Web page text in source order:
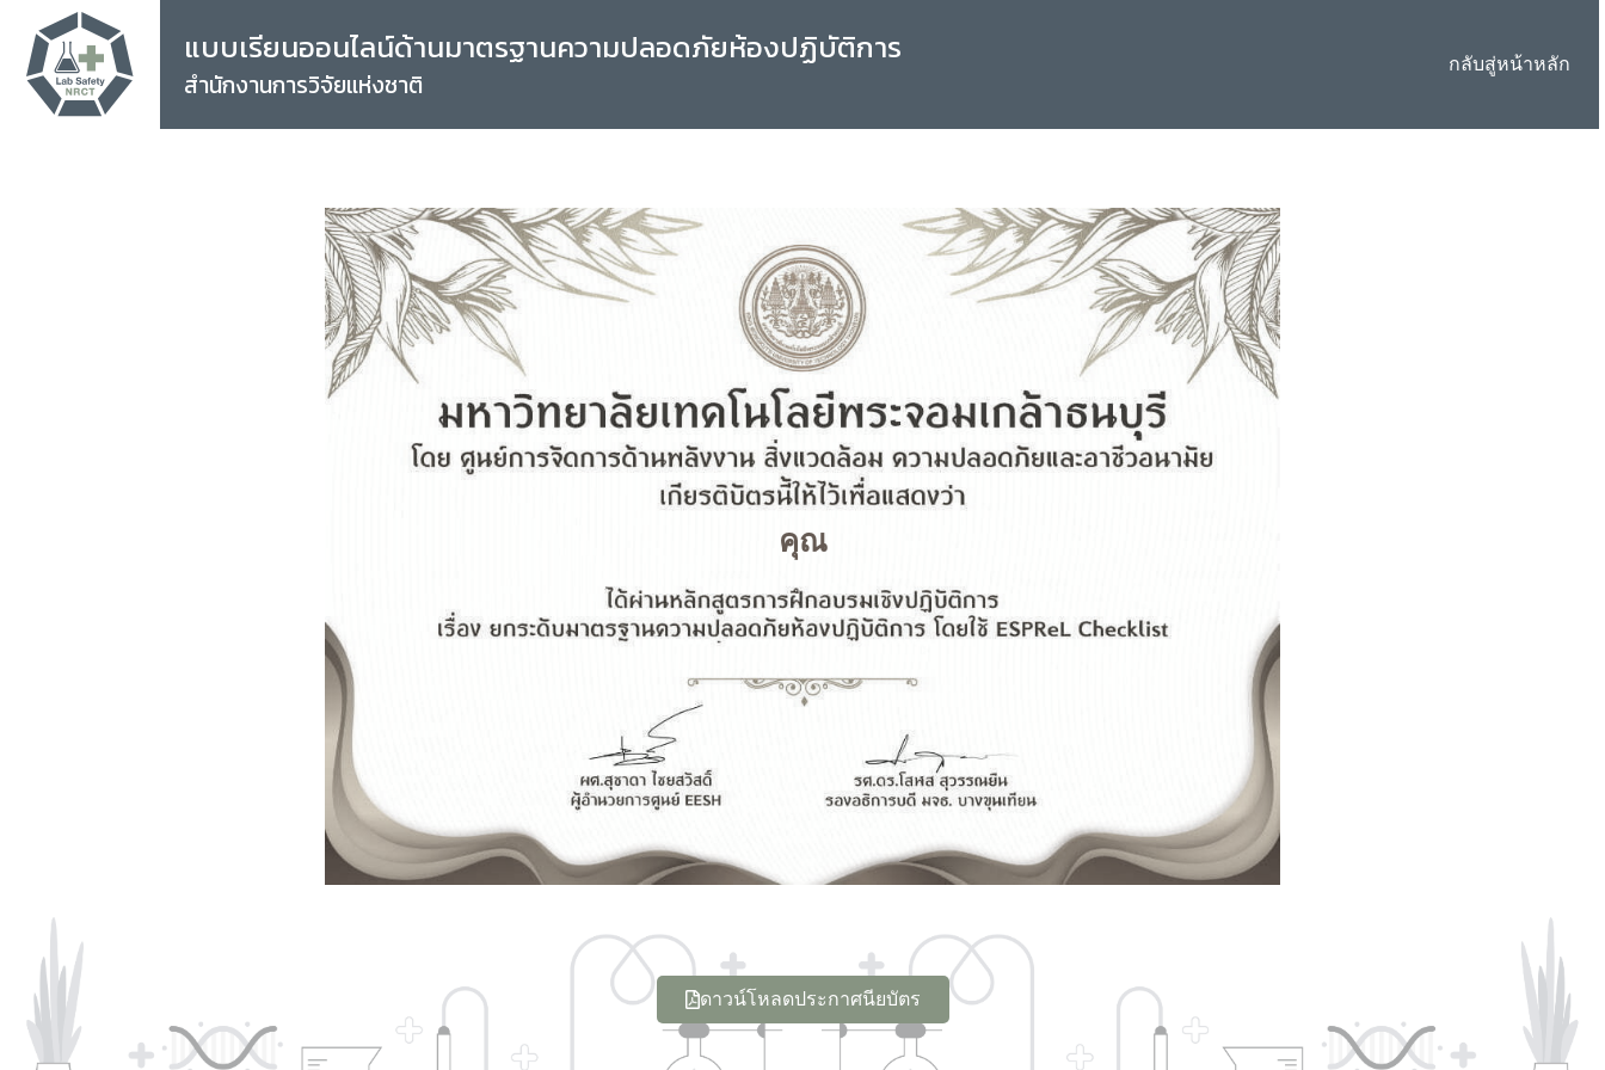
แบบเรียนออนไลน์ด้านมาตรฐานความปลอดภัยห้องปฏิบัติการ
สำนักงานการวิจัยแห่งชาติ
กลับสู่หน้าหลัก
คุณ
ดาวน์โหลดประกาศนียบัตร